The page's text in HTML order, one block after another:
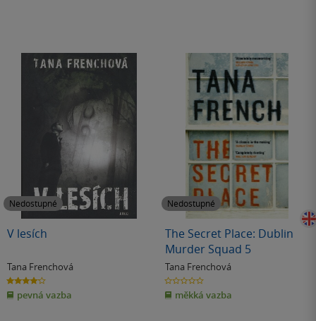
Nedostupné
V lesích
Tana Frenchová
4.1
z
5
hvězdiček
pevná vazba
Nedostupné
The Secret Place: Dublin
Murder Squad 5
Tana Frenchová
0.0
z
5
hvězdiček
měkká vazba